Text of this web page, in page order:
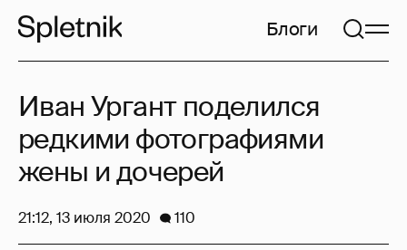
Блоги
Иван Ургант поделился
редкими фотографиями
жены и дочерей
21:12, 13 июля 2020 110